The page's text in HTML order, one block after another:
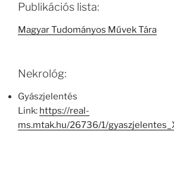
Publikációs lista:
Magyar Tudományos Művek Tára
Nekrológ:
Gyászjelentés
Link: https://real-
ms.mtak.hu/26736/1/